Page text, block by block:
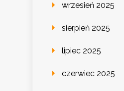
wrzesień 2025
sierpień 2025
lipiec 2025
czerwiec 2025